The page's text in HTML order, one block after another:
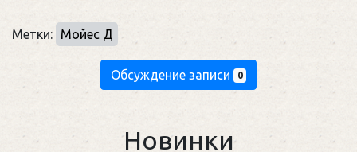
Метки: Мойес Д
Обсуждение записи 0
Новинки